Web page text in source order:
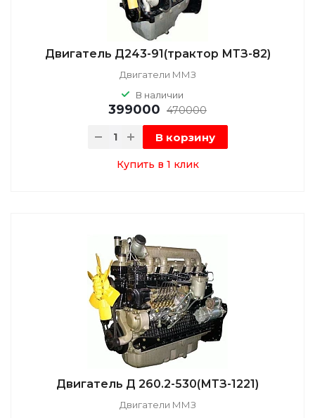
Двигатель Д243-91(трактор МТЗ-82)
Двигатели ММЗ
В наличии
399000 470000
В корзину
Купить в 1 клик
Двигатель Д 260.2-530(МТЗ-1221)
Двигатели ММЗ